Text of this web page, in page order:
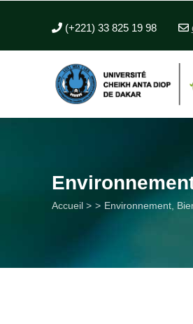
(+221) 33 825 19 98
Fil
Accueil > Environnement,